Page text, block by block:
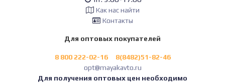
Как нас найти
Контакты
Для оптовых покупателей
8 800 222-02-16
8(8482)51-82-46
opt@mayakavto.ru
Для получения оптовых цен необходимо